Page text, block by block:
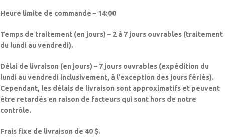
Heure limite de commande – 14:00
Temps de traitement (en jours) – 2 à 7 jours ouvrables (traitement
du lundi au vendredi).
Délai de livraison (en jours) – 7 jours ouvrables (expédition du
lundi au vendredi inclusivement, à l’exception des jours fériés).
Cependant, les délais de livraison sont approximatifs et peuvent
être retardés en raison de facteurs qui sont hors de notre
contrôle.
Frais fixe de livraison de 40 $.